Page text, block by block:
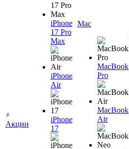
Акции
iPhone
17 Pro
Max
iPhone
Air
iPhone
17
Mac
MacBook
Pro
MacBook
Air